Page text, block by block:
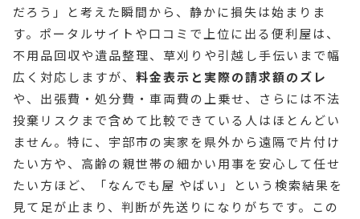
だろう」と考えた瞬間から、静かに損失は始まりま
す。ポータルサイトや口コミで上位に出る便利屋は、
不用品回収や遺品整理、草刈りや引越し手伝いまで幅
広く対応しますが、 料金表示と実際の請求額のズレ
や、出張費・処分費・車両費の上乗せ、さらには不法
投棄リスクまで含めて比較できている人はほとんどい
ません。特に、宇部市の実家を県外から遠隔で片付け
たい方や、高齢の親世帯の細かい用事を安心して任せ
たい方ほど、「なんでも屋 やばい」という検索結果を
見て足が止まり、判断が先送りになりがちです。この